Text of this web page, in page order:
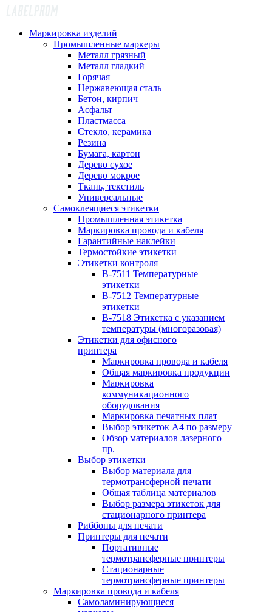
Маркировка изделий
Промышленные маркеры
Металл грязный
Металл гладкий
Горячая
Нержавеющая сталь
Бетон, кирпич
Асфальт
Пластмасса
Стекло, керамика
Резина
Бумага, картон
Дерево сухое
Дерево мокрое
Ткань, текстиль
Универсальные
Самоклеящиеся этикетки
Промышленная этикетка
Маркировка провода и кабеля
Гарантийные наклейки
Термостойкие этикетки
Этикетки контроля
B-7511 Температурные
этикетки
B-7512 Температурные
этикетки
B-7518 Этикетка с указанием
температуры (многоразовая)
Этикетки для офисного
принтера
Маркировка провода и кабеля
Общая маркировка продукции
Маркировка
коммуникационного
оборудования
Маркировка печатных плат
Выбор этикеток А4 по размеру
Обзор материалов лазерного
пр.
Выбор этикетки
Выбор материала для
термотрансферной печати
Общая таблица материалов
Выбор размера этикеток для
стационарного принтера
Риббоны для печати
Принтеры для печати
Портативные
термотрансферные принтеры
Стационарные
термотрансферные принтеры
Маркировка провода и кабеля
Самоламинирующиеся